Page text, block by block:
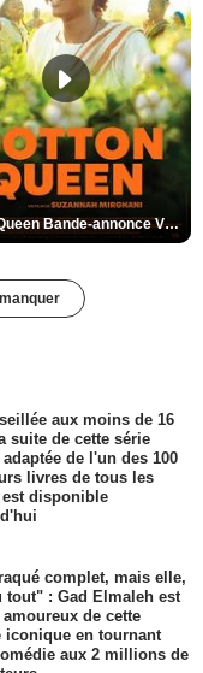
Cotton Queen Bande-annonce VO STFR
aux moins de 16
suite de cette série
adaptée de l'un des 100
livres de tous les
disponible
complet, mais elle,
tout" : Gad Elmaleh est
de cette
iconique en tournant
aux 2 millions de